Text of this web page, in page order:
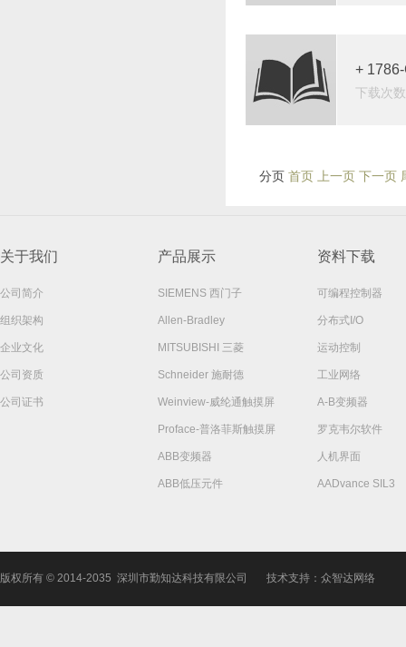
+
下载次
分页 首页 上一页 下一页
关于我们
公司简介
组织架构
企业文化
公司资质
公司证书
产品展示
SIEMENS 西门子
Allen-Bradley
MITSUBISHI 三菱
Schneider 施耐德
Weinview-威纶通触摸屏
Proface-普洛菲斯触摸屏
ABB变频器
ABB低压元件
资料下载
可编程控制器
分布式I/O
运动控制
工业网络
A-B变频器
罗克韦尔软件
人机界面
AADvance SIL3
版权所有 © 2014-2035 深圳市勤知达科技有限公司 技术支持：众智达网络